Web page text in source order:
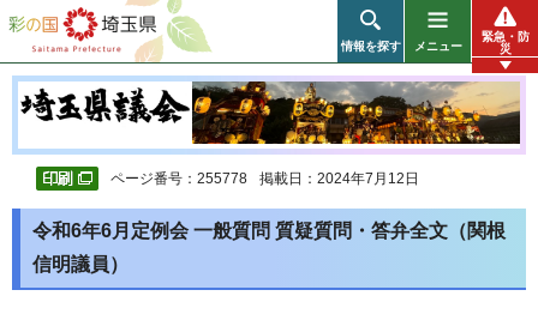
彩の国 埼玉県
情報を探す メニュー
緊急・防
災
ページ番号：255778 掲載日：2024年7月12日
令和6年6月定例会 一般質問 質疑質問・答弁全文（関根
信明議員）